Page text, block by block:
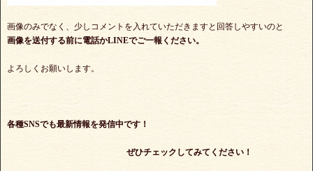
画像のみでなく、少しコメントを入れていただきますと回答しやすいのと
画像を送付する前に電話かLINEでご一報ください。
よろしくお願いします。
各種SNSでも最新情報を発信中です！
ぜひチェックしてみてください！